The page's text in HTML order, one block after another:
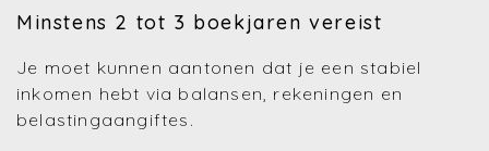
Minstens 2 tot 3 boekjaren vereist
Je moet kunnen aantonen dat je een stabiel
inkomen hebt via balansen, rekeningen en
belastingaangiftes.